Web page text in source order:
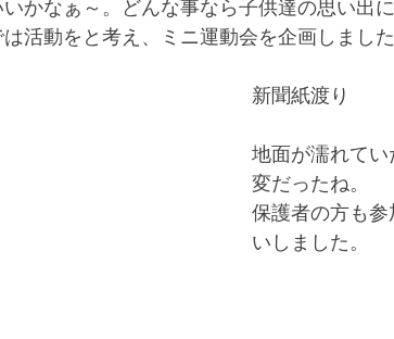
かなぁ～。どんな事なら子供達の思い出
活動をと考え、ミニ運動会を企画しました
新聞紙渡り
地面が濡れて
変だったね。
保護者の方も
いしました。